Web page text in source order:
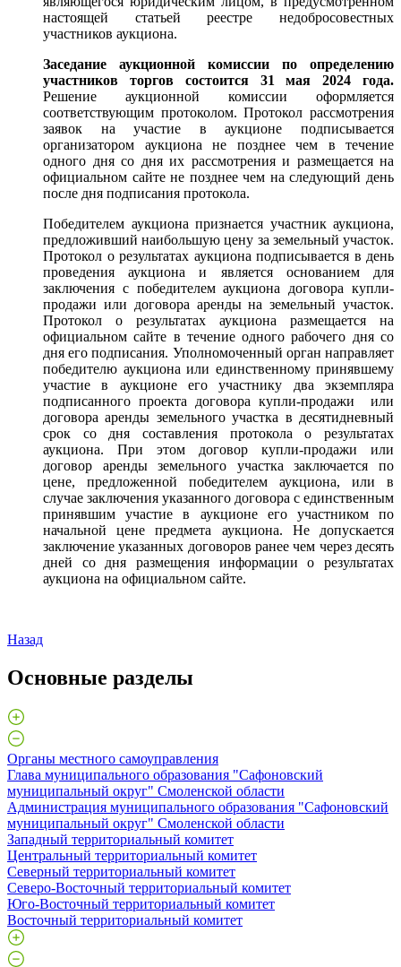
настоящей статьей реестре недобросовестных
участников аукциона.
Заседание аукционной комиссии по определению
участников торгов состоится 31 мая 2024 года.
Решение аукционной комиссии оформляется
соответствующим протоколом. Протокол рассмотрения
заявок на участие в аукционе подписывается
организатором аукциона не позднее чем в течение
одного дня со дня их рассмотрения и размещается на
официальном сайте не позднее чем на следующий день
после дня подписания протокола.
Победителем аукциона признается участник аукциона,
предложивший наибольшую цену за земельный участок.
Протокол о результатах аукциона подписывается в день
проведения аукциона и является основанием для
заключения с победителем аукциона договора купли-
продажи или договора аренды на земельный участок.
Протокол о результатах аукциона размещается на
официальном сайте в течение одного рабочего дня со
дня его подписания. Уполномоченный орган направляет
победителю аукциона или единственному принявшему
участие в аукционе его участнику два экземпляра
подписанного проекта договора купли-продажи или
договора аренды земельного участка в десятидневный
срок со дня составления протокола о результатах
аукциона. При этом договор купли-продажи или
договор аренды земельного участка заключается по
цене, предложенной победителем аукциона, или в
случае заключения указанного договора с единственным
принявшим участие в аукционе его участником по
начальной цене предмета аукциона. Не допускается
заключение указанных договоров ранее чем через десять
дней со дня размещения информации о результатах
аукциона на официальном сайте.
Назад
Основные разделы
Органы местного самоуправления
Глава муниципального образования "Сафоновский
муниципальный округ" Смоленской области
Администрация муниципального образования "Сафоновский
муниципальный округ" Смоленской области
Западный территориальный комитет
Центральный территориальный комитет
Северный территориальный комитет
Северо-Восточный территориальный комитет
Юго-Восточный территориальный комитет
Восточный территориальный комитет